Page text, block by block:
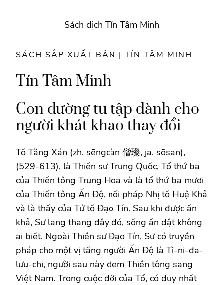
Sách dịch Tín Tâm Minh
SÁCH SẮP XUẤT BẢN | TÍN TÂM MINH
Tín Tâm Minh
Con đường tu tập dành cho
người khát khao thay đổi
Tổ Tăng Xán (zh. sēngcàn 僧璨, ja. sōsan),
(529-613), là Thiền sư Trung Quốc, Tổ thứ ba
của Thiền tông Trung Hoa và là tổ thứ ba mươi
của Thiền tông Ấn Độ, nối pháp Nhị tổ Huệ Khả
và là thầy của Tứ tổ Đạo Tín. Sau khi được ấn
khả, Sư lang thang đây đó, sống ẩn dật không
ai biết. Ngoài Thiền sư Đạo Tín, Sư có truyền
pháp cho một vị tăng người Ấn Độ là Tì-ni-đa-
lưu-chi, người sau này đem Thiền tông sang
Việt Nam. Trong cuộc đời của Tổ, có duy nhất